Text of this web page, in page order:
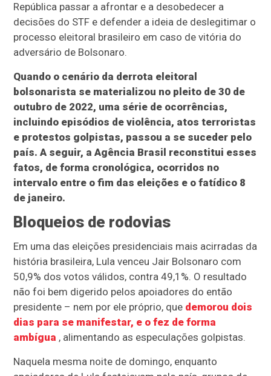
República passar a afrontar e a desobedecer a
decisões do STF e defender a ideia de deslegitimar o
processo eleitoral brasileiro em caso de vitória do
adversário de Bolsonaro.
Quando o cenário da derrota eleitoral
bolsonarista se materializou no pleito de 30 de
outubro de 2022, uma série de ocorrências,
incluindo episódios de violência, atos terroristas
e protestos golpistas, passou a se suceder pelo
país. A seguir, a Agência Brasil reconstitui esses
fatos, de forma cronológica, ocorridos no
intervalo entre o fim das eleições e o fatídico 8
de janeiro.
Bloqueios de rodovias
Em uma das eleições presidenciais mais acirradas da
história brasileira, Lula venceu Jair Bolsonaro com
50,9% dos votos válidos, contra 49,1%. O resultado
não foi bem digerido pelos apoiadores do então
presidente – nem por ele próprio, que demorou dois
dias para se manifestar, e o fez de forma
ambígua , alimentando as especulações golpistas.
Naquela mesma noite de domingo, enquanto